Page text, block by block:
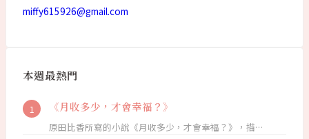
miffy615926@gmail.com
本週最熱門
《月收多少，才會幸福？》
原田比香所寫的小說《月收多少，才會幸福？》，描…